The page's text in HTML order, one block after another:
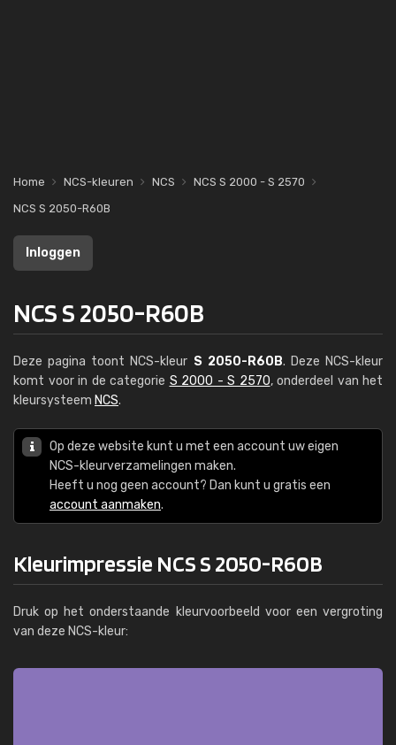
Home NCS-kleuren NCS
NCS S 2000 - S 2570
NCS S 2050-R60B
Inloggen
NCS S 2050-R60B
Deze pagina toont NCS-kleur S 2050-R60B. Deze NCS-kleur
komt voor in de categorie S 2000 - S 2570, onderdeel van het
kleursysteem NCS.
Op deze website kunt u met een account uw eigen
NCS-kleurverzamelingen maken.
Heeft u nog geen account? Dan kunt u gratis een
account aanmaken.
Kleurimpressie NCS S 2050-R60B
Druk op het onderstaande kleurvoorbeeld voor een vergroting
van deze NCS-kleur: